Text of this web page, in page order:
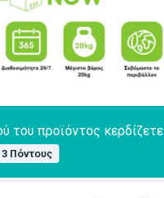
του προϊόντος κερδίζετε
3 Πόντους